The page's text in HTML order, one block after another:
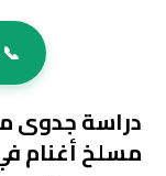
دراسة جدوى
مسلخ أغنام